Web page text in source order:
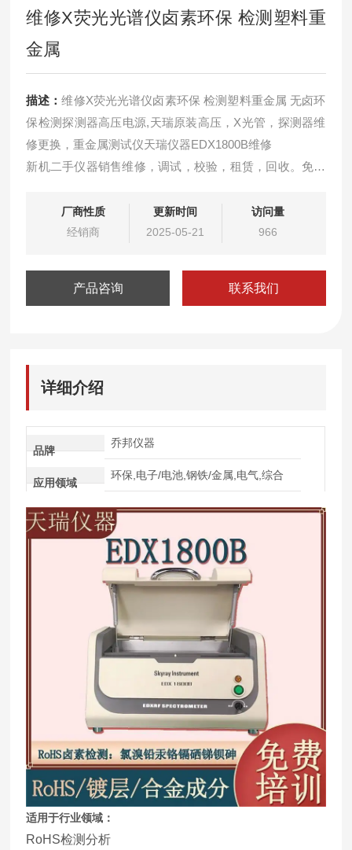
维修X荧光光谱仪卤素环保 检测塑料重
金属
描述：维修X荧光光谱仪卤素环保 检测塑料重金属 无卤环
保检测探测器高压电源,天瑞原装高压，X光管，探测器维
修更换，重金属测试仪天瑞仪器EDX1800B维修
新机二手仪器销售维修，调试，校验，租赁，回收。免费
租赁环保测试仪器，可根据客户需要选择相应的日期租
赁，免费提供相应的技术支持和满意的服务，如有意向和
厂商性质
经销商
更新时间
2025-05-21
访问量
966
产品咨询 联系我们
详细介绍
品牌
乔邦仪器
应用领域
环保,电子/电池,钢铁/金属,电气,综合
适用于行业领域：
RoHS检测分析